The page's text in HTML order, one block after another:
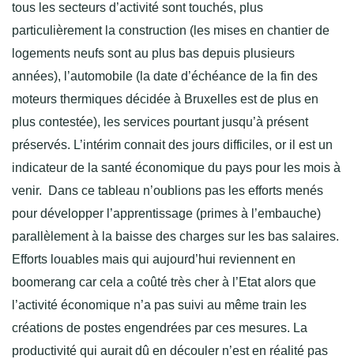
tous les secteurs d’activité sont touchés, plus
particulièrement la construction (les mises en chantier de
logements neufs sont au plus bas depuis plusieurs
années), l’automobile (la date d’échéance de la fin des
moteurs thermiques décidée à Bruxelles est de plus en
plus contestée), les services pourtant jusqu’à présent
préservés. L’intérim connait des jours difficiles, or il est un
indicateur de la santé économique du pays pour les mois à
venir. Dans ce tableau n’oublions pas les efforts menés
pour développer l’apprentissage (primes à l’embauche)
parallèlement à la baisse des charges sur les bas salaires.
Efforts louables mais qui aujourd’hui reviennent en
boomerang car cela a coûté très cher à l’Etat alors que
l’activité économique n’a pas suivi au même train les
créations de postes engendrées par ces mesures. La
productivité qui aurait dû en découler n’est en réalité pas